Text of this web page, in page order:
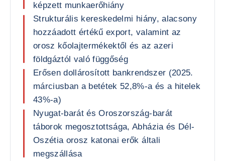
képzett munkaerőhiány
Strukturális kereskedelmi hiány, alacsony
hozzáadott értékű export, valamint az
orosz kőolajtermékektől és az azeri
földgáztól való függőség
Erősen dollárosított bankrendszer (2025.
márciusban a betétek 52,8%-a és a hitelek
43%-a)
Nyugat-barát és Oroszország-barát
táborok megosztottsága, Abházia és Dél-
Oszétia orosz katonai erők általi
megszállása